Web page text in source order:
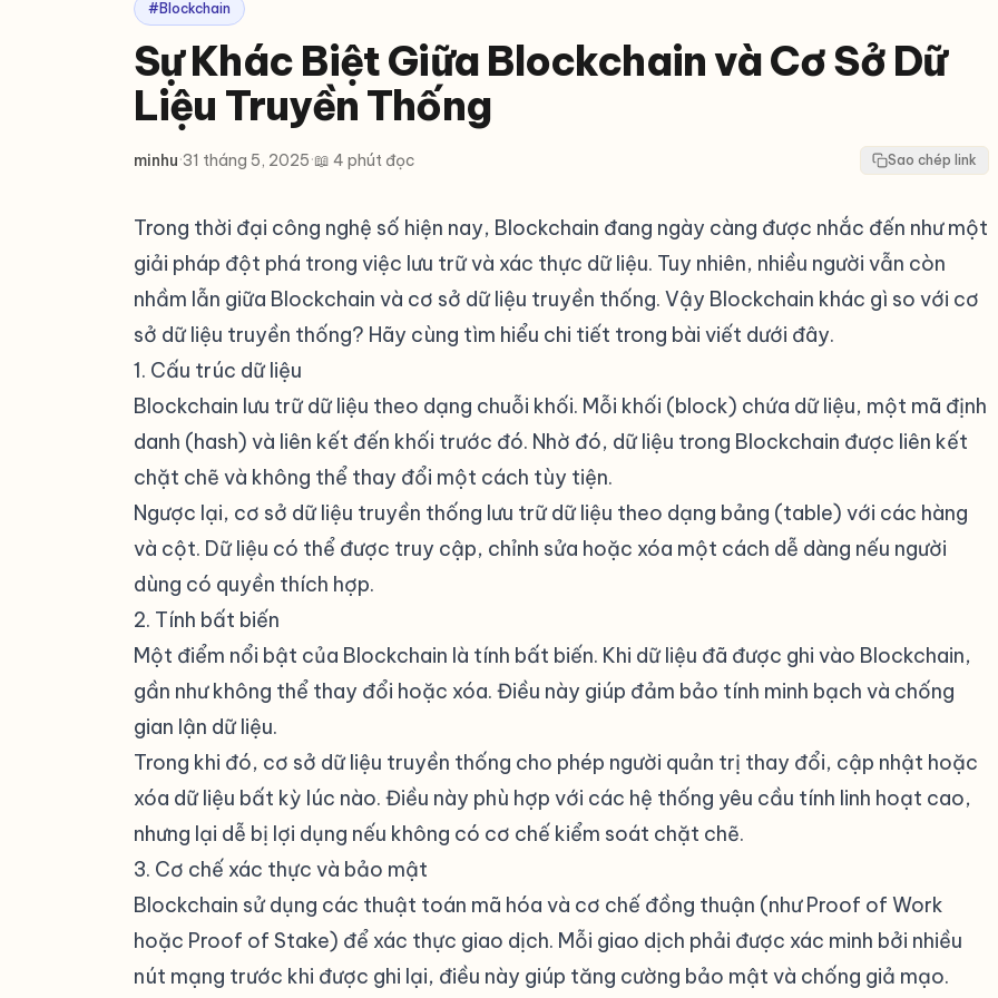
#Blockchain
Sự Khác Biệt Giữa Blockchain và Cơ Sở Dữ
Liệu Truyền Thống
minhu·31 tháng 5, 2025·📖 4 phút đọc Sao chép link
Trong thời đại công nghệ số hiện nay, Blockchain đang ngày càng được nhắc đến như một
giải pháp đột phá trong việc lưu trữ và xác thực dữ liệu. Tuy nhiên, nhiều người vẫn còn
nhầm lẫn giữa Blockchain và cơ sở dữ liệu truyền thống. Vậy Blockchain khác gì so với cơ
sở dữ liệu truyền thống? Hãy cùng tìm hiểu chi tiết trong bài viết dưới đây.
1. Cấu trúc dữ liệu
Blockchain lưu trữ dữ liệu theo dạng chuỗi khối. Mỗi khối (block) chứa dữ liệu, một mã định
danh (hash) và liên kết đến khối trước đó. Nhờ đó, dữ liệu trong Blockchain được liên kết
chặt chẽ và không thể thay đổi một cách tùy tiện.
Ngược lại, cơ sở dữ liệu truyền thống lưu trữ dữ liệu theo dạng bảng (table) với các hàng
và cột. Dữ liệu có thể được truy cập, chỉnh sửa hoặc xóa một cách dễ dàng nếu người
dùng có quyền thích hợp.
2. Tính bất biến
Một điểm nổi bật của Blockchain là tính bất biến. Khi dữ liệu đã được ghi vào Blockchain,
gần như không thể thay đổi hoặc xóa. Điều này giúp đảm bảo tính minh bạch và chống
gian lận dữ liệu.
Trong khi đó, cơ sở dữ liệu truyền thống cho phép người quản trị thay đổi, cập nhật hoặc
xóa dữ liệu bất kỳ lúc nào. Điều này phù hợp với các hệ thống yêu cầu tính linh hoạt cao,
nhưng lại dễ bị lợi dụng nếu không có cơ chế kiểm soát chặt chẽ.
3. Cơ chế xác thực và bảo mật
Blockchain sử dụng các thuật toán mã hóa và cơ chế đồng thuận (như Proof of Work
hoặc Proof of Stake) để xác thực giao dịch. Mỗi giao dịch phải được xác minh bởi nhiều
nút mạng trước khi được ghi lại, điều này giúp tăng cường bảo mật và chống giả mạo.